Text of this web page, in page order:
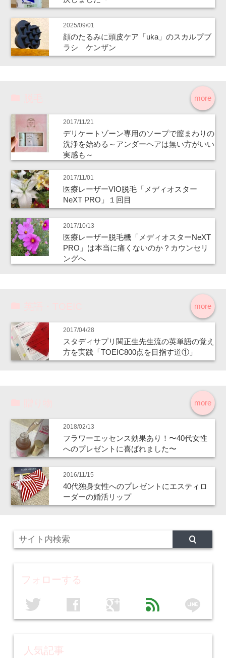
2025/09/01
顔のたるみに頭皮ケア「uka」のスカルプブ
ラシ ケンザン
more
2017/11/21
デリケートゾーン専用のソープで膣まわりの
洗浄を始める～アンダーヘアは無い方がいい
実感も～
2017/11/01
医療レーザーVIO脱毛「メディオスター
NeXT PRO」１回目
2017/10/13
医療レーザー脱毛機「メディオスターNeXT
PRO」は本当に痛くないのか？カウンセリ
ングへ
more
2017/04/28
スタディサプリ関正生先生流の英単語の覚え
方を実践「TOEIC800点を目指す道①」
more
2018/02/13
フラワーエッセンス効果あり！〜40代女性
へのプレゼントに喜ばれました〜
2016/11/15
40代独身女性へのプレゼントにエスティロ
ーダーの婚活リップ
フォローする
twitter facebook google feed line
人気記事